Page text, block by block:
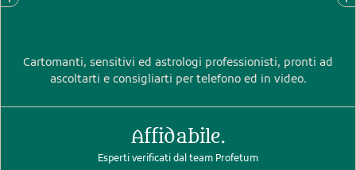
Cartomanti, sensitivi ed astrologi professionisti, pronti ad
ascoltarti e consigliarti per telefono ed in video.
Affidabile.
Esperti verificati dal team Profetum